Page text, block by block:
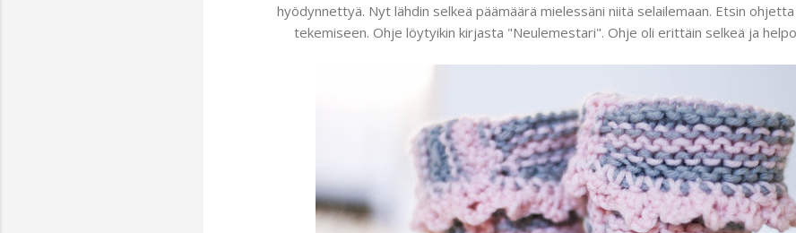
hyödynnettyä. Nyt lähdin selkeä päämäärä mielessäni niitä selailemaan. Etsin
tekemiseen. Ohje löytyikin kirjasta "Neulemestari". Ohje oli erittäin selkeä ja